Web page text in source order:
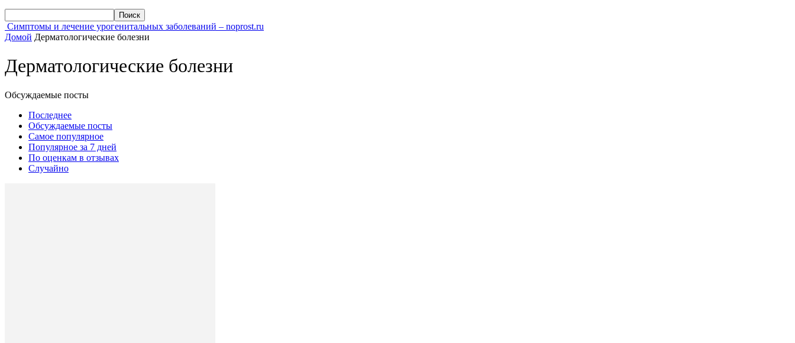
Симптомы и лечение урогенитальных заболеваний – noprost.ru
Домой Дерматологические болезни
Дерматологические болезни
Обсуждаемые посты
Последнее
Обсуждаемые посты
Самое популярное
Популярное за 7 дней
По оценкам в отзывах
Случайно